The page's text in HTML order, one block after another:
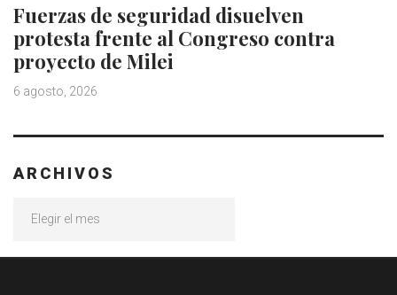
Fuerzas de seguridad disuelven
protesta frente al Congreso contra
proyecto de Milei
6 agosto, 2026
ARCHIVOS